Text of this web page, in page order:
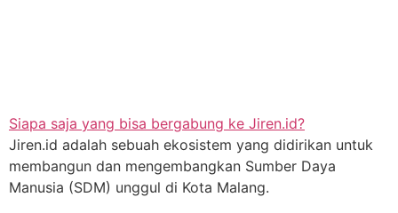
Siapa saja yang bisa bergabung ke Jiren.id?
Jiren.id adalah sebuah ekosistem yang didirikan untuk
membangun dan mengembangkan Sumber Daya
Manusia (SDM) unggul di Kota Malang.